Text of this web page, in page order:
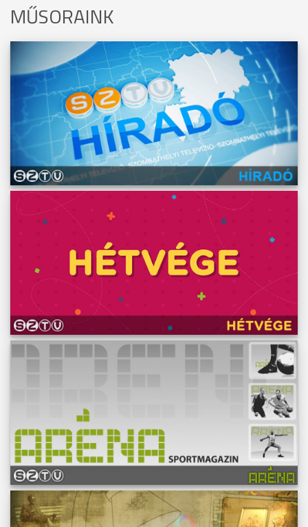
MŰSORAINK